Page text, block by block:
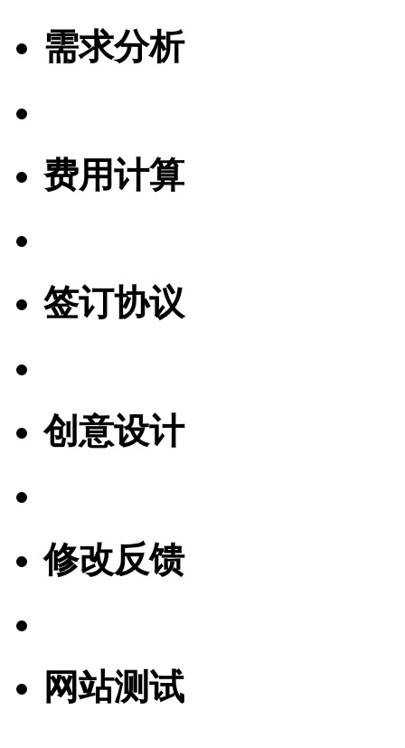
需求分析
费用计算
签订协议
创意设计
修改反馈
网站测试